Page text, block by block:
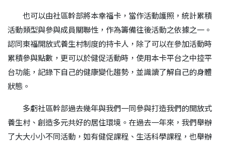
也可以由社區幹部將本幸福卡，當作活動護照，統計累積
活動類型與參與成員關聯性，作為籌備往後活動之依據之一。
認同東福開放式養生村制度的持卡人，除了可以在參加活動時
累積參與點數，更可以於健促活動時，使用本卡平台之中控平
台功能，記錄下自己的健康變化趨勢，並識讀了解自己的身體
狀態。
多虧社區幹部過去幾年與我們一同參與打造我們的開放式
養生村、創造多元共好的居住環境。在過去一年來，我們舉辦
了大大小小不同活動，如有健促課程、生活科學課程，也舉辦